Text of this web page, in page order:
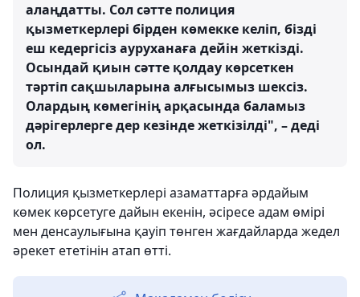
алаңдатты. Сол сәтте полиция
қызметкерлері бірден көмекке келіп, бізді
еш кедергісіз ауруханаға дейін жеткізді.
Осындай қиын сәтте қолдау көрсеткен
тәртіп сақшыларына алғысымыз шексіз.
Олардың көмегінің арқасында баламыз
дәрігерлерге дер кезінде жеткізілді", – деді
ол.
Полиция қызметкерлері азаматтарға әрдайым
көмек көрсетуге дайын екенін, әсіресе адам өмірі
мен денсаулығына қауіп төнген жағдайларда жедел
әрекет ететінін атап өтті.